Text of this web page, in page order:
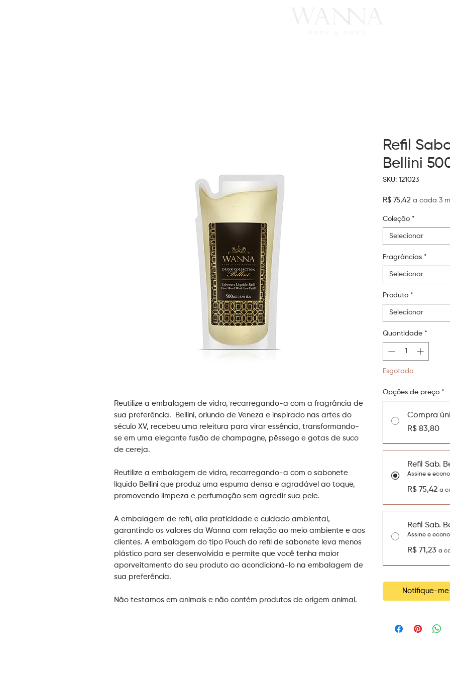
Reutilize a embalagem de vidro, recarregando-a com a fragrância de
sua preferência. Bellini, oriundo de Veneza e inspirado nas artes do
século XV, recebeu uma releitura para virar essência, transformando-
se em uma elegante fusão de champagne, pêssego e gotas de suco
de cereja.
Reutilize a embalagem de vidro, recarregando-a com o sabonete
líquido Bellini que produz uma espuma densa e agradável ao toque,
promovendo limpeza e perfumação sem agredir sua pele.
A embalagem de refil, alia praticidade e cuidado ambiental,
garantindo os valores da Wanna com relação ao meio ambiente e aos
clientes. A embalagem do tipo Pouch do refil de sabonete leva menos
plástico para ser desenvolvida e permite que você tenha maior
aporveitamento do seu produto ao acondicioná-lo na embalagem de
sua preferência.
Não testamos em animais e não contém produtos de origem animal.
Refil
Bellini
SKU: 121023
R$ 75,42 Preço
a cada 3
Coleção *
Selecionar
Fragrâncias *
Selecionar
Produto *
Selecionar
Quantidade *
Esgotado
Opções de preço *
Compra
R$ 83,80
Refil Sab.
Assine e
R$ 75,42 a
Refil Sab.
Assine e
R$ 71,23 a
Notifique-